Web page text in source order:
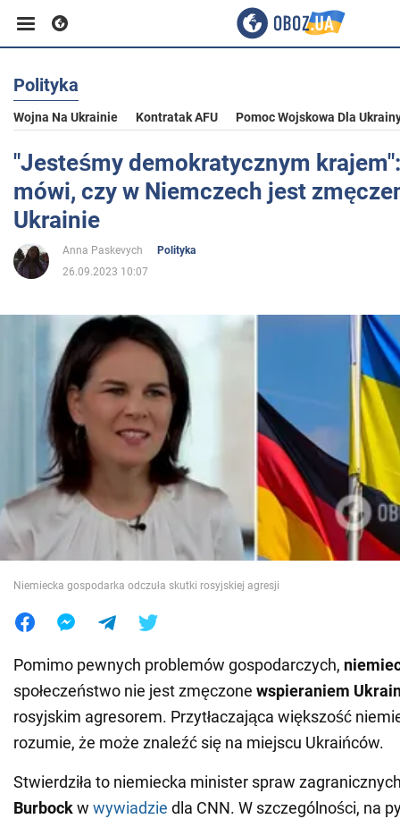
Biznes
Sport
Rozrywka
Życie
Polityka
Społeczeństwo
Wojna na Ukrainie
Świat
Jedzenie
Polityka
Wojna Na Ukrainie Kontratak AFU Pomoc Wojskowa Dla
"Jesteśmy demokratycznym
mówi, czy w Niemczech jest
Ukrainie
Anna Paskevych
Polityka
26.09.2023 10:07
Niemiecka gospodarka odczuła skutki rosyjskiej agresji
Pomimo pewnych problemów gospodarczych,
społeczeństwo nie jest zmęczone wspieraniem
rosyjskim agresorem. Przytłaczająca większość
rozumie, że może znaleźć się na miejscu Ukraińców.
Stwierdziła to niemiecka minister spraw
Burbockw wywiadzie dla CNN. W szczególności, na